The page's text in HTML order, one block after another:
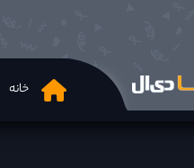
خانه